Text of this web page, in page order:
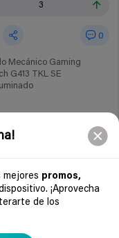
mejores promos,
¡Aprovecha
de los
3
0
Mecánico Gaming
G413 TKL SE
España
Ir al chollo